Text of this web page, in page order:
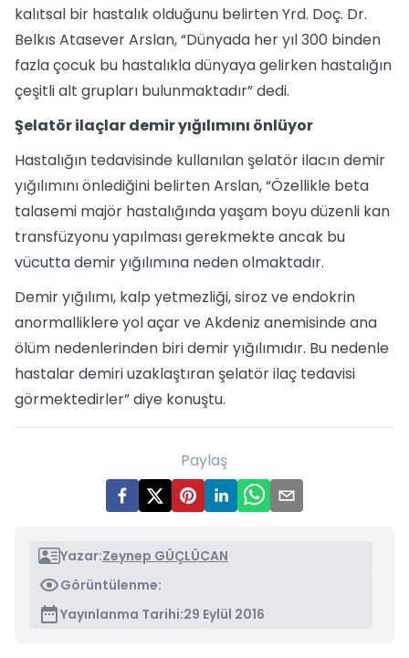
kalıtsal bir hastalık olduğunu belirten Yrd. Doç. Dr.
Belkıs Atasever Arslan, “Dünyada her yıl 300 binden
fazla çocuk bu hastalıkla dünyaya gelirken hastalığın
çeşitli alt grupları bulunmaktadır” dedi.
Şelatör ilaçlar demir yığılımını önlüyor
Hastalığın tedavisinde kullanılan şelatör ilacın demir
yığılımını önlediğini belirten Arslan, “Özellikle beta
talasemi majör hastalığında yaşam boyu düzenli kan
transfüzyonu yapılması gerekmekte ancak bu
vücutta demir yığılımına neden olmaktadır.
Demir yığılımı, kalp yetmezliği, siroz ve endokrin
anormalliklere yol açar ve Akdeniz anemisinde ana
ölüm nedenlerinden biri demir yığılımıdır. Bu nedenle
hastalar demiri uzaklaştıran şelatör ilaç tedavisi
görmektedirler” diye konuştu.
Paylaş
Yazar:Zeynep GÜÇLÜCAN
Görüntülenme:
Yayınlanma Tarihi:29 Eylül 2016